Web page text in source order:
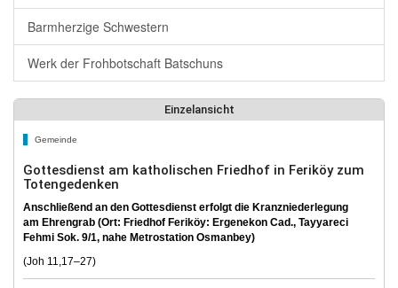
Barmherzige Schwestern
Werk der Frohbotschaft Batschuns
Einzelansicht
Gemeinde
Gottesdienst am katholischen Friedhof in Feriköy zum
Totengedenken
Anschließend an den Gottesdienst erfolgt die Kranzniederlegung
am Ehrengrab (Ort: Friedhof Feriköy: Ergenekon Cad., Tayyareci
Fehmi Sok. 9/1, nahe Metrostation Osmanbey)
(Joh 11,17–27)